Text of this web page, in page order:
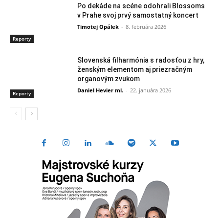
Reporty
Po dekáde na scéne odohrali Blossoms
v Prahe svoj prvý samostatný koncert
Timotej Opálek - 8. februára 2026
Reporty
Slovenská filharmónia s radosťou z hry,
ženským elementom aj priezračným
organovým zvukom
Daniel Hevier ml. - 22. januára 2026